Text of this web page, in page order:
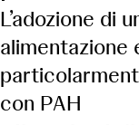
L’adozione di
alimentazione
con PAH